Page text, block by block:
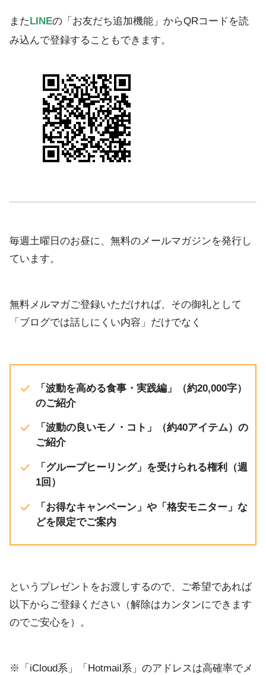
またLINEの「お友だち追加機能」からQRコードを読
み込んで登録することもできます。
毎週土曜日のお昼に、無料のメールマガジンを発行し
ています。
無料メルマガご登録いただければ、その御礼として
「ブログでは話しにくい内容」だけでなく
「波動を高める食事・実践編」（約20,000字）
のご紹介
「波動の良いモノ・コト」（約40アイテム）の
ご紹介
「グループヒーリング」を受けられる権利（週
1回）
「お得なキャンペーン」や「格安モニター」な
どを限定でご案内
というプレゼントをお渡しするので、ご希望であれば
以下からご登録ください（解除はカンタンにできます
のでご安心を）。
※「iCloud系」「Hotmail系」のアドレスは高確率でメ